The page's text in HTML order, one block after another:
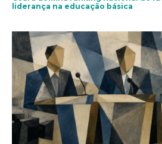
liderança na educação básica